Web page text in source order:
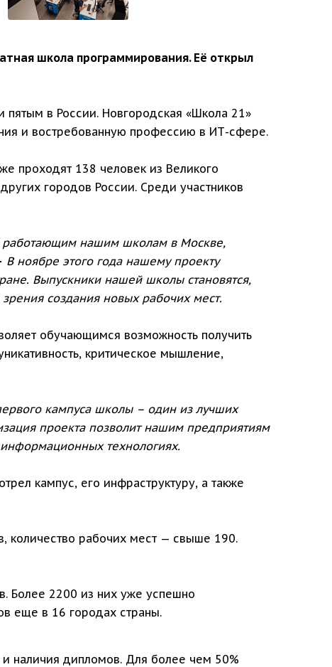
школа программирования. Её открыл
в России. Новгородская «Школа 21»
и востребованную профессию в ИТ-сфере.
проходят 138 человек из Великого
городов России. Среди участников
работающим нашим школам в Москве,
В ноябре этого года нашему проекту
Выпускники нашей школы становятся,
создания новых рабочих мест.
обучающимся возможность получить
критическое мышление,
кампуса школы – один из лучших
проекта позволит нашим предприятиям
технологиях.
кампус, его инфраструктуру, а также
количество рабочих мест — свыше 190.
Более 2200 из них уже успешно
еще в 16 городах страны.
наличия дипломов. Для более чем 50%